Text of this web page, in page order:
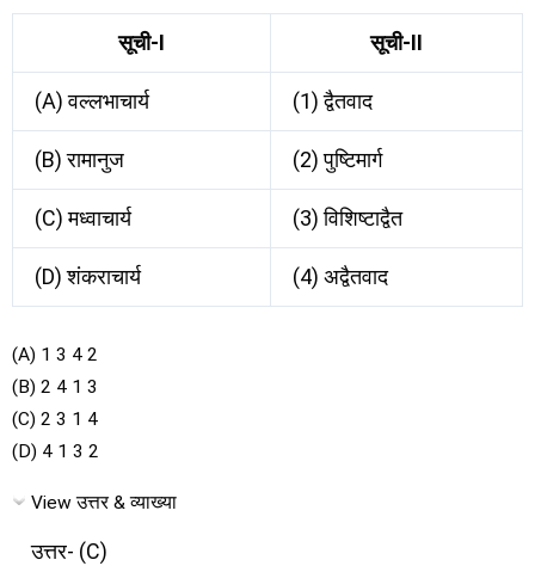
सूची-I सूची-II
(A) वल्लभाचार्य (1) द्वैतवाद
(B) रामानुज (2) पुष्टिमार्ग
(C) मध्वाचार्य (3) विशिष्टाद्वैत
(D) शंकराचार्य (4) अद्वैतवाद
(A) 1 3 4 2
(B) 2 4 1 3
(C) 2 3 1 4
(D) 4 1 3 2
View उत्तर & व्याख्या
उत्तर- (C)